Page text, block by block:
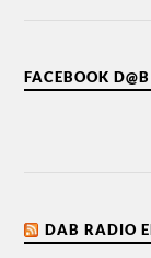
FACEBOOK
DAB RADIO